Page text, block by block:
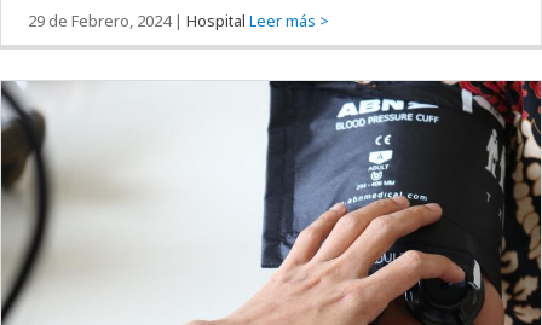
29 de Febrero, 2024 |Hospital Leer más >